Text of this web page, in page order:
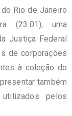
Rio de Janeiro
(23.01), uma
Justiça Federal
de corporações
à coleção do
também
pelos